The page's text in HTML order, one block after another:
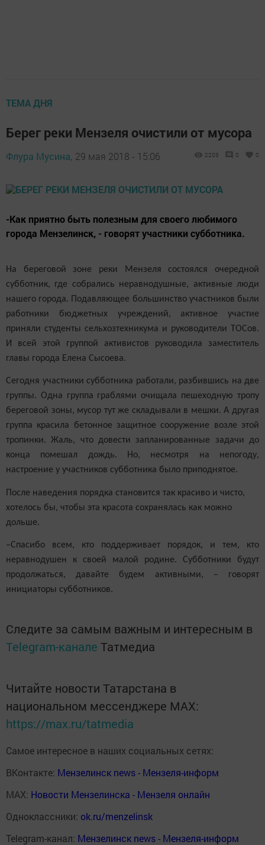
ТЕМА ДНЯ
Берег реки Мензеля очистили от мусора
Флура Мусина, 29 мая 2018 - 15:06 2203 0 0
-Как приятно быть полезным для своего любимого
города Мензелинск, - говорят участники субботника.
На береговой зоне реки Мензеля состоялся очередной
субботник, где собрались неравнодушные, активные люди
нашего города. Подавляющее большинство участников были
работники бюджетных учреждений, активное участие
приняли студенты сельхозтехникума и руководители ТОСов.
И всей этой группой активистов руководила заместитель
главы города Елена Сысоева.
Сегодня участники субботника работали, разбившись на две
группы. Одна группа граблями очищала пешеходную тропу
береговой зоны, мусор тут же складывали в мешки. А другая
группа красила бетонное защитное сооружение возле этой
тропинки. Жаль, что довести запланированные задачи до
конца помешал дождь. Но, несмотря на непогоду,
настроение у участников субботника было приподнятое.
После наведения порядка становится так красиво и чисто,
хотелось бы, чтобы эта красота сохранялась как можно
дольше.
–Спасибо всем, кто поддерживает порядок, и тем, кто
неравнодушен к своей малой родине. Субботники будут
продолжаться, давайте будем активными, – говорят
инициаторы субботников.
Следите за самым важным и интересным в
Telegram-канале Татмедиа
Читайте новости Татарстана в
национальном мессенджере MАХ:
https://max.ru/tatmedia
Самое интересное в наших социальных сетях:
ВКонтакте: Мензелинск news - Мензеля-информ
MAX: Новости Мензелинска - Мензеля онлайн
Одноклассники: ok.ru/menzelinsk
Telegram-канал: Мензелинск news - Мензеля-информ